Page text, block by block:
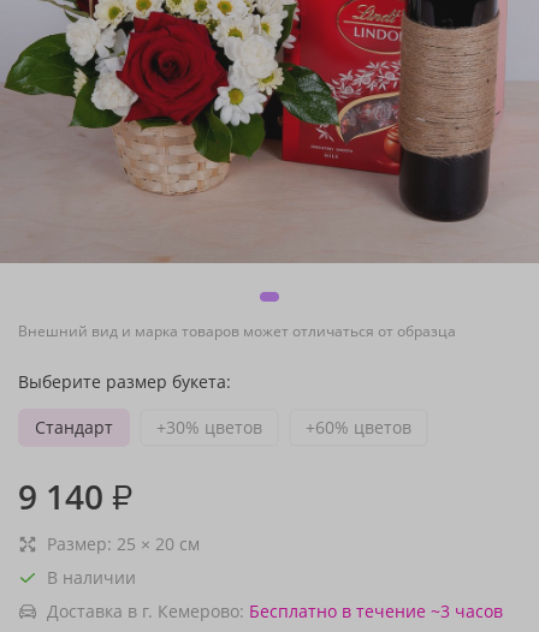
Внешний вид и марка товаров может отличаться от образца
Выберите размер букета:
Стандарт
+30% цветов +60% цветов
9 140 ₽
Размер: 25 × 20 см
В наличии
Доставка в г. Кемерово: Бесплатно в течение ~3 часов